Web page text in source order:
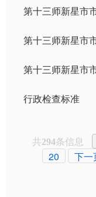
第十三师新星市市场监督管理局关于“哈密聚
第十三师新星市市场监督管理局行政
第十三师新星市市场监督管理局关于抽检不合
行政检查标准
共294条信息
20
下一